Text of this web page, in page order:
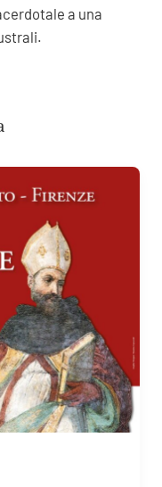
a una